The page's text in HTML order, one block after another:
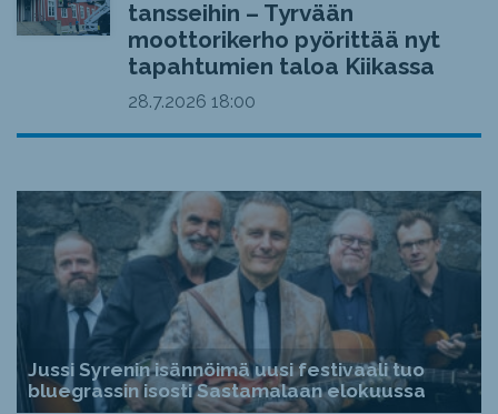
tansseihin – Tyrvään
moottorikerho pyörittää nyt
tapahtumien taloa Kiikassa
28.7.2026 18:00
Jussi Syrenin isännöimä uusi festivaali tuo
bluegrassin isosti Sastamalaan elokuussa